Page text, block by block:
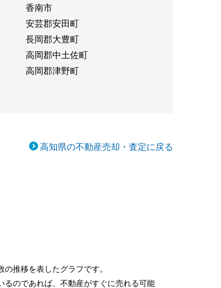
香南市
安芸郡安田町
長岡郡大豊町
高岡郡中土佐町
高岡郡津野町
高知県の不動産売却・査定に戻る
推移を表したグラフです。
るのであれば、不動産がすぐに売れる可能